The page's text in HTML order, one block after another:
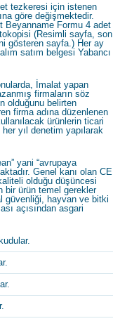
tezkeresi için istenen
göre değişmektedir.
Beyanname Formu 4 adet
(Resimli sayfa, son
gösteren sayfa.) Her ay
satım belgesi Yabancı
İmalat yapan
firmaların söz
olduğunu belirten
firma adına düzenlenen
ürünlerin ticari
yıl denetim yapılarak
yani “avrupaya
Genel kanı olan CE
olduğu düşüncesi
bir ürün temel gerekler
güvenliği, hayvan ve bitki
açısından asgari